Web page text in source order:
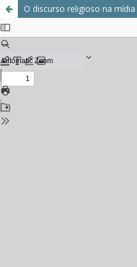
O discurso religioso na